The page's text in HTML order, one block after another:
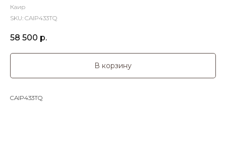
Каир
SKU: CAIP433TQ
58 500 р.
В корзину
CAIP433TQ